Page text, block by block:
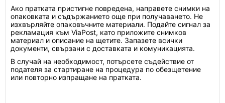
Ако пратката пристигне повредена, направете снимки на
опаковката и съдържанието още при получаването. Не
изхвърляйте опаковъчните материали. Подайте сигнал за
рекламация към ViaPost, като приложите снимков
материал и описание на щетите. Запазете всички
документи, свързани с доставката и комуникацията.
В случай на необходимост, потърсете съдействие от
подателя за стартиране на процедура по обезщетение
или повторно изпращане на пратката.